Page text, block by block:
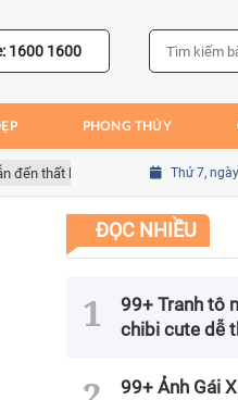
1600 1600
PHONG THỦY
bại của Bồ Đào Nha Sai
Thứ 7,
ĐỌC NHIỀU
99+ Tranh tô
chibi cute dễ
99+ Ảnh Gái